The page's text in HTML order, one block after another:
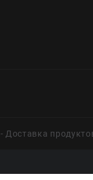
Доставка